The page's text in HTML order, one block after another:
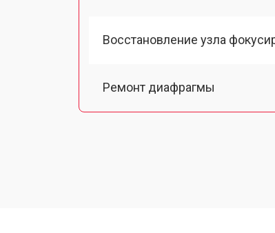
Восстановление узла
Ремонт диафрагмы